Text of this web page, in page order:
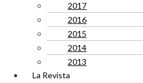
2017
2016
2015
2014
2013
La Revista